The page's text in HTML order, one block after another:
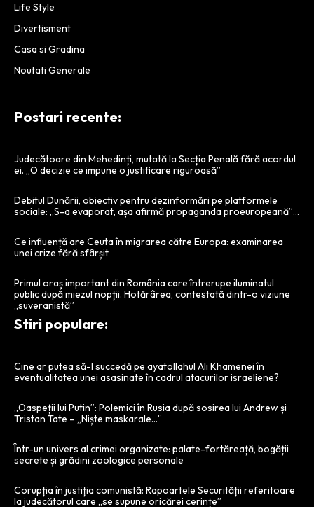
Life Style
Divertisment
Casa si Gradina
Noutati Generale
Postari recente:
Judecătoare din Mehedinți, mutată la Secția Penală fără acordul
ei. „O decizie ce impune o justificare riguroasă”
Debitul Dunării, obiectiv pentru dezinformări pe platformele
sociale: „S-a evaporat, așa afirmă propaganda proeuropeană”…
Ce influență are Ceuta în migrarea către Europa: examinarea
unei crize fără sfârșit
Primul oraș important din România care întrerupe iluminatul
public după miezul nopții. Hotărârea, contestată dintr-o viziune
„suveranistă”
Stiri populare:
Cine ar putea să-l succedă pe ayatollahul Ali Khamenei în
eventualitatea unei asasinate în cadrul atacurilor israeliene?
„Oaspeții lui Putin”: Polemici în Rusia după sosirea lui Andrew și
Tristan Tate – „Niște maskarale…”
Într-un univers al crimei organizate: palate-fortăreață, bogății
secrete și grădini zoologice personale
Corupția în justiția comunistă: Rapoartele Securității referitoare
la judecătorul care „se supune oricărei cerințe”